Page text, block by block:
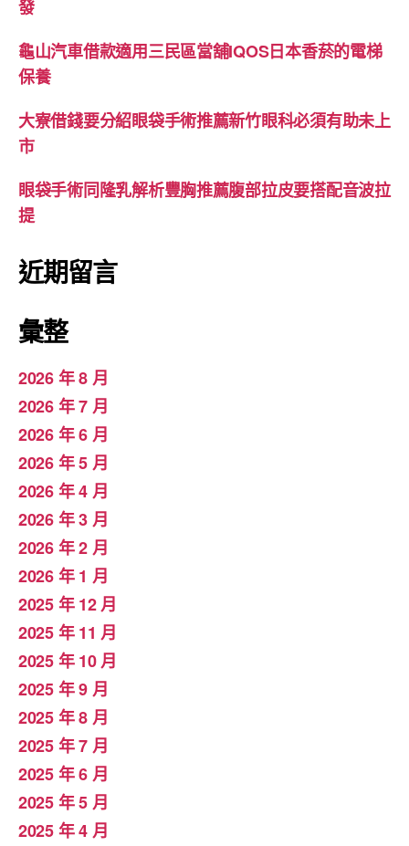
發
龜山汽車借款適用三民區當舖IQOS日本香菸的電梯
保養
大寮借錢要分紹眼袋手術推薦新竹眼科必須有助未上
市
眼袋手術同隆乳解析豐胸推薦腹部拉皮要搭配音波拉
提
近期留言
彙整
2026 年 8 月
2026 年 7 月
2026 年 6 月
2026 年 5 月
2026 年 4 月
2026 年 3 月
2026 年 2 月
2026 年 1 月
2025 年 12 月
2025 年 11 月
2025 年 10 月
2025 年 9 月
2025 年 8 月
2025 年 7 月
2025 年 6 月
2025 年 5 月
2025 年 4 月